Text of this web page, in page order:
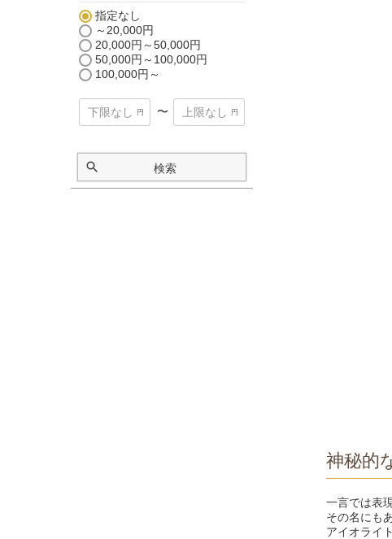
指定なし
～20,000円
20,000円～50,000円
50,000円～100,000円
100,000円～
〜
検索
神秘的
一言では表
その名にも
アイオライ